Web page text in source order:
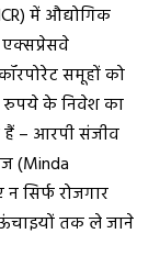
में औद्योगिक
समूहों को
रुपये के निवेश का
हैं – आरपी संजीव
(Minda
सिर्फ रोजगार
ऊंचाइयों तक ले जाने